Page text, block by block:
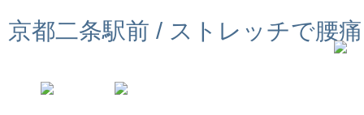
京都二条駅前 / ストレッチで腰